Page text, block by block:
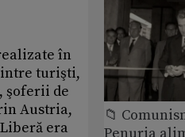
în
turişti,
şoferii de
Austria,
era
📁
Penuria